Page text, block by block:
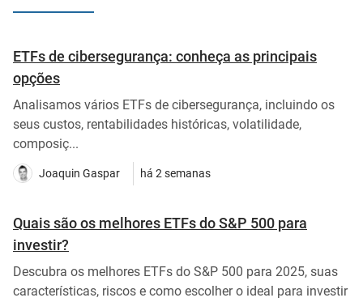
ETFs de cibersegurança: conheça as principais
opções
Analisamos vários ETFs de cibersegurança, incluindo os
seus custos, rentabilidades históricas, volatilidade,
composiç...
Joaquin Gaspar há 2 semanas
Quais são os melhores ETFs do S&P 500 para
investir?
Descubra os melhores ETFs do S&P 500 para 2025, suas
características, riscos e como escolher o ideal para investir